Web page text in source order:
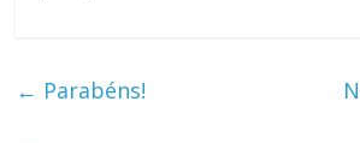
← Parabéns!